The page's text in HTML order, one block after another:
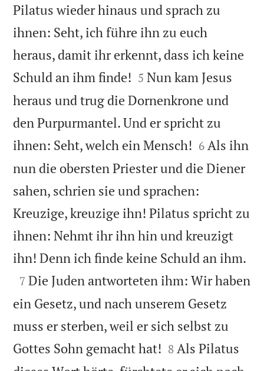
Pilatus wieder hinaus und sprach zu
ihnen: Seht, ich führe ihn zu euch
heraus, damit ihr erkennt, dass ich keine
Schuld an ihm finde! 

5 Nun kam Jesus
heraus und trug die Dornenkrone und
den Purpurmantel. Und er spricht zu
ihnen: Seht, welch ein Mensch! 

6 Als ihn
nun die obersten Priester und die Diener
sahen, schrien sie und sprachen:
Kreuzige, kreuzige ihn! Pilatus spricht zu
ihnen: Nehmt ihr ihn hin und kreuzigt
ihn! Denn ich finde keine Schuld an ihm.

7 Die Juden antworteten ihm: Wir haben
ein Gesetz, und nach unserem Gesetz
muss er sterben, weil er sich selbst zu
Gottes Sohn gemacht hat! 

8 Als Pilatus